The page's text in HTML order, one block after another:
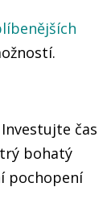
čas
bohatý
pochopení